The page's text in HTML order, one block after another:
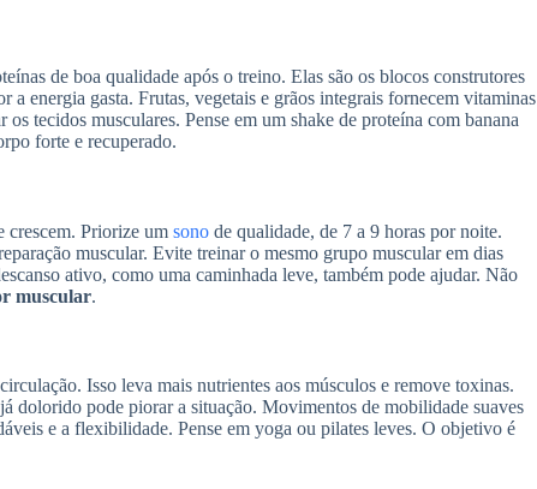
de boa qualidade após o treino. Elas são os blocos construtores
a energia gasta. Frutas, vegetais e grãos integrais fornecem vitaminas
tecidos musculares. Pense em um shake de proteína com banana
forte e recuperado.
crescem. Priorize um sono de qualidade, de 7 a 9 horas por noite.
muscular. Evite treinar o mesmo grupo muscular em dias
ativo, como uma caminhada leve, também pode ajudar. Não
muscular.
Isso leva mais nutrientes aos músculos e remove toxinas.
dolorido pode piorar a situação. Movimentos de mobilidade suaves
e a flexibilidade. Pense em yoga ou pilates leves. O objetivo é